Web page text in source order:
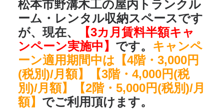
松本市野溝木工の屋内トランクル
ーム・レンタル収納スペースです
が、現在、
【3カ月賃料半額キャ
ンペーン実施中】 です。 キャンペ
ーン適用期間中は【4階・3,000円
(税別)/月額】【3階・4,000円(税
別)/月額】【2階・5,000円(税別)/月
額】 でご利用頂けます。